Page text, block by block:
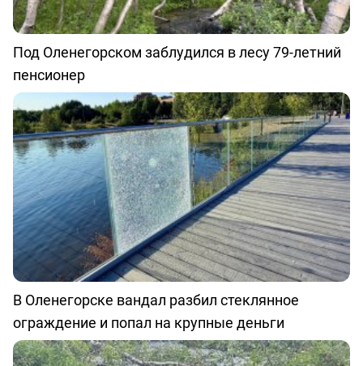
Под Оленегорском заблудился в лесу 79-летний
пенсионер
В Оленегорске вандал разбил стеклянное
ограждение и попал на крупные деньги